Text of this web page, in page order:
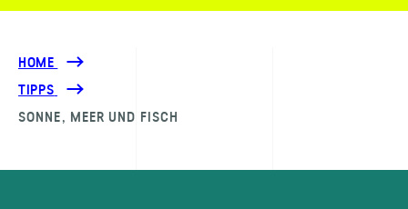
HOME
TIPPS
SONNE, MEER UND FISCH